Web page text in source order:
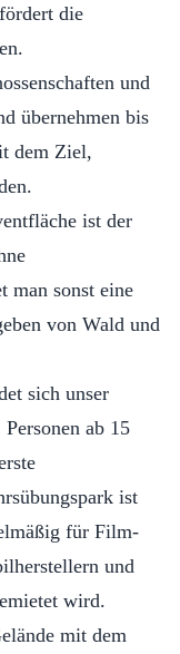
die
und
übernehmen bis
dem Ziel,
ist der
man sonst eine
von Wald und
sich unser
ab 15
ist
für Film-
und
wird.
mit dem